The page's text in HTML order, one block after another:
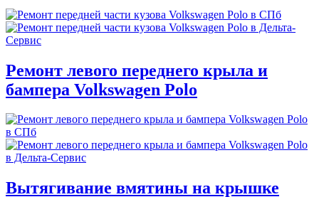
Ремонт левого переднего крыла и
бампера Volkswagen Polo
Вытягивание вмятины на крышке